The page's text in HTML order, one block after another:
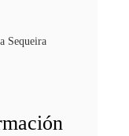
Sequeira